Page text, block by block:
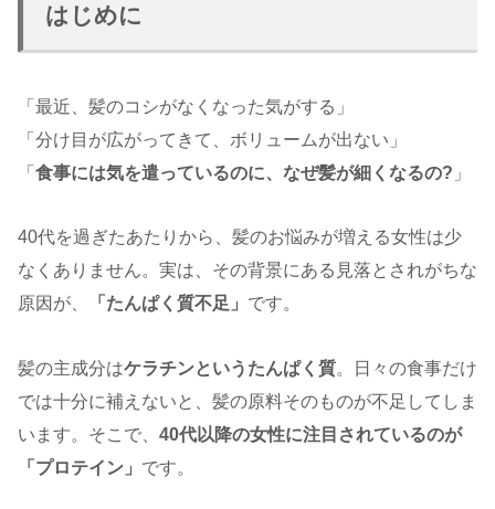
はじめに
「最近、髪のコシがなくなった気がする」
「分け目が広がってきて、ボリュームが出ない」
「 食事には気を遣っているのに、なぜ髪が細くなるの? 」
40代を過ぎたあたりから、髪のお悩みが増える女性は少
なくありません。実は、その背景にある見落とされがちな
原因が、
「たんぱく質不足」 です。
髪の主成分はケラチンというたんぱく質。日々の食事だけ
では十分に補えないと、髪の原料そのものが不足してしま
います。そこで、 40代以降の女性に注目されているのが
「プロテイン」 です。